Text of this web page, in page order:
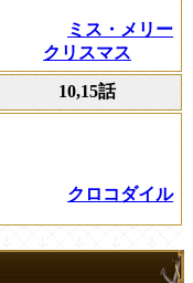
ミス・メリー
クリスマス
10,15話
クロコダイル